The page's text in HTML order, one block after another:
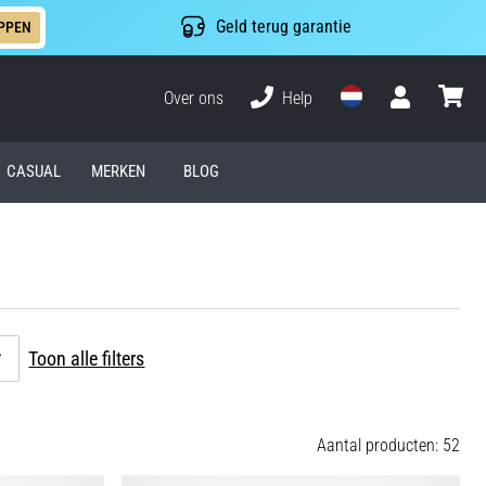
Geld terug garantie
Over ons
Help
CASUAL MERKEN BLOG
Toon alle filters
Aantal producten: 52